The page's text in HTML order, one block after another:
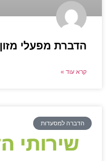
הדברת מפעלי מזון
קרא עוד »
הדברה למסעדות